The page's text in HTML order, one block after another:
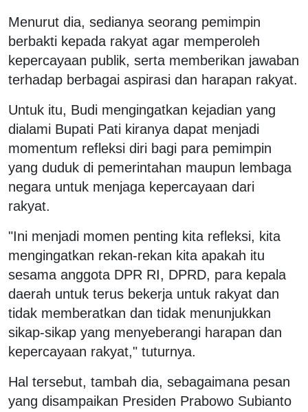
Menurut dia, sedianya seorang pemimpin
berbakti kepada rakyat agar memperoleh
kepercayaan publik, serta memberikan jawaban
terhadap berbagai aspirasi dan harapan rakyat.
Untuk itu, Budi mengingatkan kejadian yang
dialami Bupati Pati kiranya dapat menjadi
momentum refleksi diri bagi para pemimpin
yang duduk di pemerintahan maupun lembaga
negara untuk menjaga kepercayaan dari
rakyat.
"Ini menjadi momen penting kita refleksi, kita
mengingatkan rekan-rekan kita apakah itu
sesama anggota DPR RI, DPRD, para kepala
daerah untuk terus bekerja untuk rakyat dan
tidak memberatkan dan tidak menunjukkan
sikap-sikap yang menyeberangi harapan dan
kepercayaan rakyat," tuturnya.
Hal tersebut, tambah dia, sebagaimana pesan
yang disampaikan Presiden Prabowo Subianto